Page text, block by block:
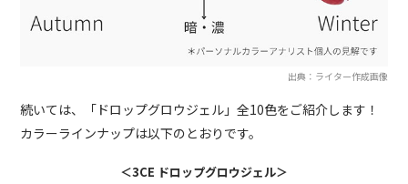
出典：ライター作成画像
続いては、「ドロップグロウジェル」全10色をご紹介します！
カラーラインナップは以下のとおりです。
＜3CE ドロップグロウジェル＞